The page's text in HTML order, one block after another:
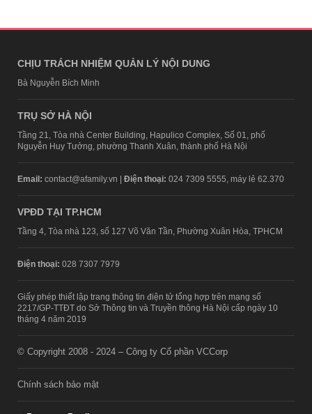
CHỊU TRÁCH NHIỆM QUẢN LÝ NỘI DUNG
Bà Nguyễn Bích Minh
TRỤ SỞ HÀ NỘI
Tầng 21, Tòa nhà Center Building, Hapulico Complex, Số 01, phố
Nguyễn Huy Tưởng, phường Thanh Xuân, thành phố Hà Nội
Email: contact@afamily.vn | Điện thoại: 024 7309 5555, máy lẻ 62.370
VPĐD TẠI TP.HCM
Tầng 4, Tòa nhà 123, số 127 Võ Văn Tần, Phường Xuân Hòa, TPHCM
Điện thoại: 028 7307 7979
Giấy phép thiết lập trang thông tin điện tử tổng hợp trên mạng số
2217/GP-TTĐT do Sở Thông tin và Truyền thông Hà Nội cấp ngày 10
tháng 4 năm 2019
© Copyright 2008 - 2024 – Công ty Cổ phần VCCorp
Chính sách bảo mật